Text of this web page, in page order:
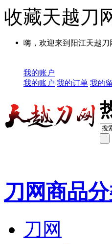
收藏天越刀
嗨，欢迎来到阳江天越刀
我的账户
我的账户 我的订单 我的
刀网商品
刀网